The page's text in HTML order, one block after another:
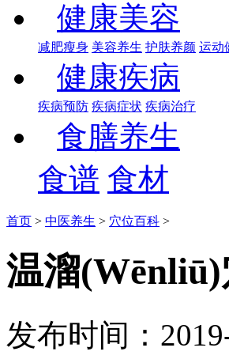
健康美容
减肥瘦身 美容养生 护肤养颜 运动
健康疾病
疾病预防 疾病症状 疾病治疗
食膳养生
食谱 食材
首页 > 中医养生 > 穴位百科 >
温溜
发布时间：